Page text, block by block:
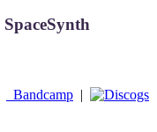
SpaceSynth
Bandcamp |